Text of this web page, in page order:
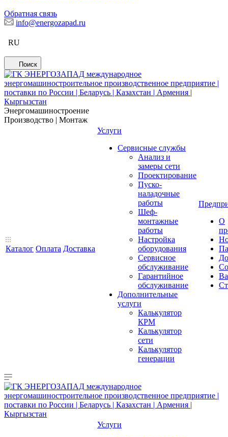
Обратная связь
info@energozapad.ru
RU
Поиск
Энергомашиностроение
Производство | Монтаж
Каталог Оплата Доставка
Услуги
Сервисные службы
Анализ и
замеры сети
Проектирование
Пуско-
наладочные
работы
Шеф-
монтажные
работы
Настройка
оборудования
Сервисное
обслуживание
Гарантийное
обслуживание
Дополнительные
услуги
Калькулятор
КРМ
Калькулятор
сети
Калькулятор
генерации
О
Услуги